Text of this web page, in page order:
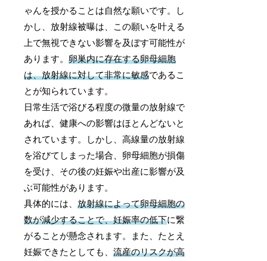
ゃんを授かることは自然な願いです。し
かし、放射線被曝は、この願いを叶える
上で無視できない影響を及ぼす可能性が
あります。卵巣内に存在する卵母細胞
は、放射線に対して非常に敏感であるこ
とが知られています。
日常生活で浴びる程度の微量の放射線で
あれば、健康への影響はほとんどないと
されています。しかし、高線量の放射線
を浴びてしまった場合、卵母細胞が損傷
を受け、その後の妊娠や出産に影響が及
ぶ可能性があります。
具体的には、放射線によって卵母細胞の
数が減少することで、妊娠率の低下に繋
がることが懸念されます。また、たとえ
妊娠できたとしても、流産のリスクが高